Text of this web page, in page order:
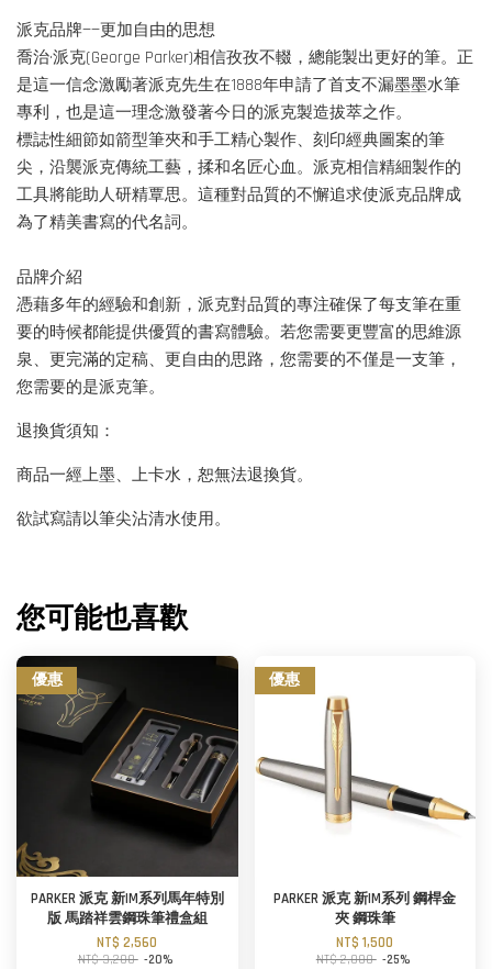
派克品牌——更加自由的思想
喬治·派克(George Parker)相信孜孜不輟，總能製出更好的筆。正
是這一信念激勵著派克先生在1888年申請了首支不漏墨墨水筆
專利，也是這一理念激發著今日的派克製造拔萃之作。
標誌性細節如箭型筆夾和手工精心製作、刻印經典圖案的筆
尖，沿襲派克傳統工藝，揉和名匠心血。派克相信精細製作的
工具將能助人研精覃思。這種對品質的不懈追求使派克品牌成
為了精美書寫的代名詞。
品牌介紹
憑藉多年的經驗和創新，派克對品質的專注確保了每支筆在重
要的時候都能提供優質的書寫體驗。若您需要更豐富的思維源
泉、更完滿的定稿、更自由的思路，您需要的不僅是一支筆，
您需要的是派克筆。
退換貨須知：
商品一經上墨、上卡水，恕無法退換貨。
欲試寫請以筆尖沾清水使用。
您可能也喜歡
優惠
PARKER 派克 新IM系列馬年特別
版 馬踏祥雲鋼珠筆禮盒組
NT$ 2,560
NT$ 3,200 -20%
優惠
PARKER 派克 新IM系列 鋼桿金
夾 鋼珠筆
NT$ 1,500
NT$ 2,000 -25%